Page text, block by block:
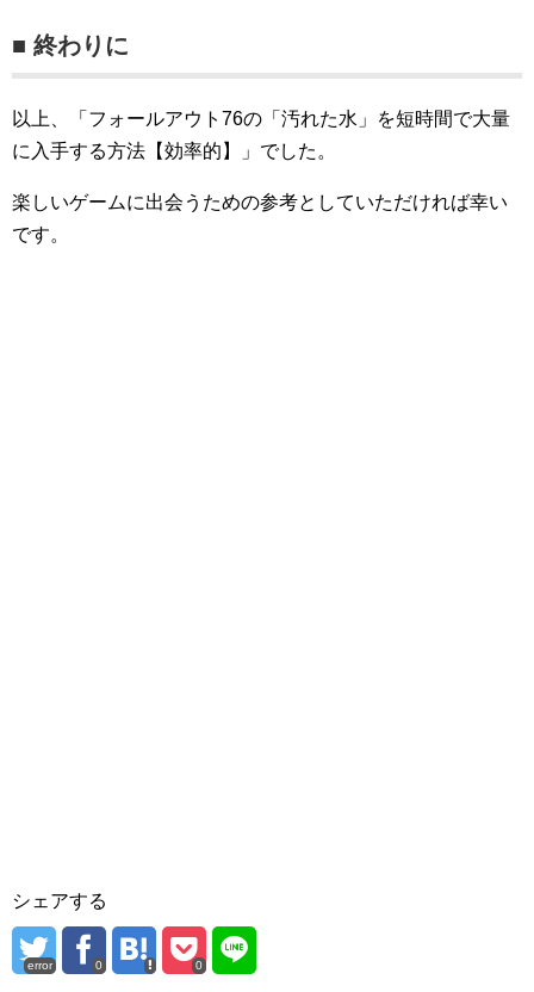
■ 終わりに
以上、「フォールアウト76の「汚れた水」を短時間で大量
に入手する方法【効率的】」でした。
楽しいゲームに出会うための参考としていただければ幸い
です。
シェアする
error 0 0